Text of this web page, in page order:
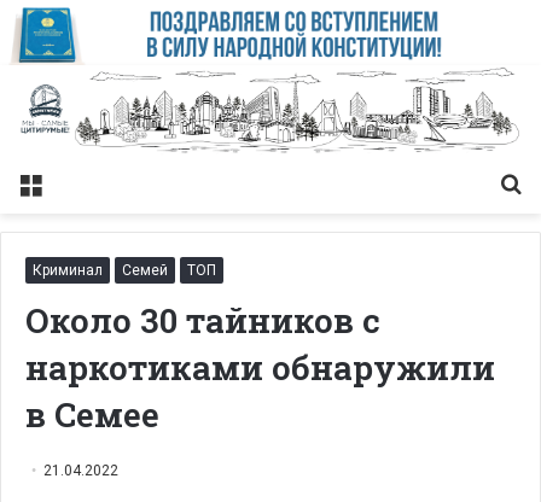
Меню
Криминал Семей ТОП
Около 30 тайников с
наркотиками обнаружили
в Семее
21.04.2022